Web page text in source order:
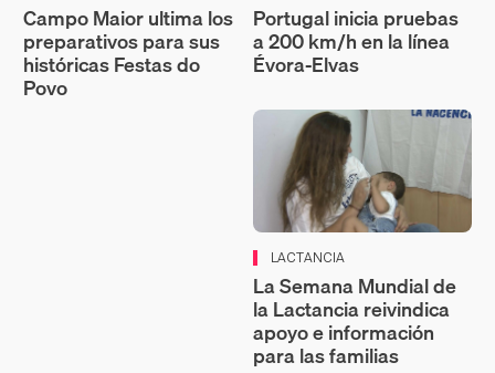
Campo Maior ultima los
preparativos para sus
históricas Festas do
Povo
Portugal inicia pruebas
a 200 km/h en la línea
Évora-Elvas
LACTANCIA
La Semana Mundial de
la Lactancia reivindica
apoyo e información
para las familias